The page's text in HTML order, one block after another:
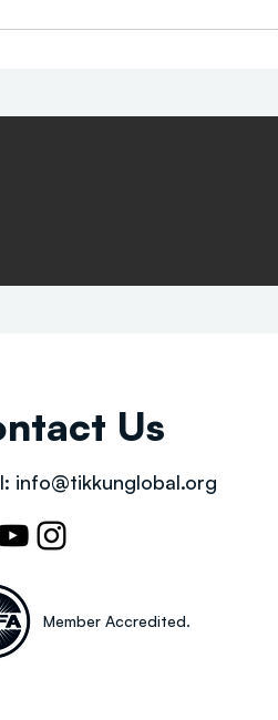
Us
info@tikkunglobal.org
Member Accredited.